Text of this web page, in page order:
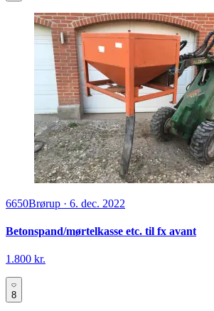
6650Brørup · 6. dec. 2022
Betonspand/mørtelkasse etc. til fx avant
1.800 kr.
8